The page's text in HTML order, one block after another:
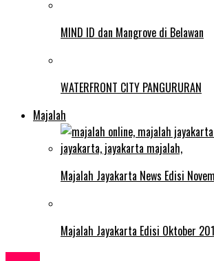
MIND ID dan Mangrove di Belawan
WATERFRONT CITY PANGURURAN
Majalah
Majalah Jayakarta News Edisi
Majalah Jayakarta Edisi Oktober